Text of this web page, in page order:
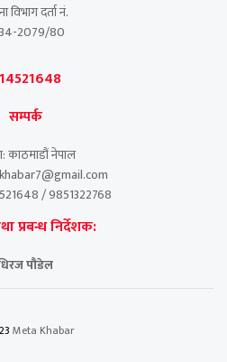
विभाग दर्ता नं.
2079/80
सम्पर्क
काठमाडौं नेपाल
/ 9851322768
प्रबन्ध निर्देशक:
पौडेल
Meta Khabar